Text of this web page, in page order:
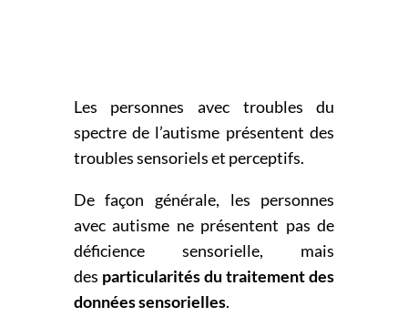
Les personnes avec troubles du
spectre de l’autisme présentent des
troubles sensoriels et perceptifs.
De façon générale, les personnes
avec autisme ne présentent pas de
déficience sensorielle, mais
des particularités du traitement des
données sensorielles.